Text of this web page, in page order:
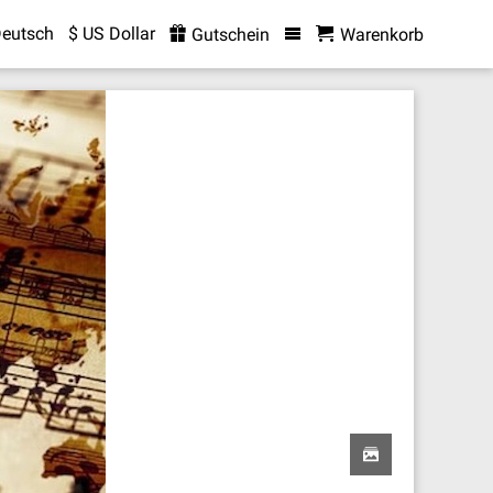
$ US Dollar Gutschein Warenkorb